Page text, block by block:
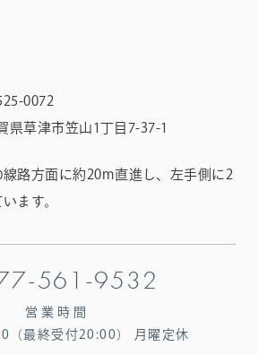
0072
県草津市笠山1丁目7-37-1
路方面に約20m直進し、左手側に2
ます。
561-9532
営業時間
（最終受付20:00）
月曜定休